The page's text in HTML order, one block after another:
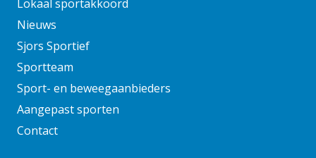
april 2024
maart 2024
februari 2024
januari 2024
december 2023
november 2023
Lokaal sportakkoord
Nieuws
Sjors Sportief
Sportteam
Sport- en beweegaanbieders
Aangepast sporten
Contact